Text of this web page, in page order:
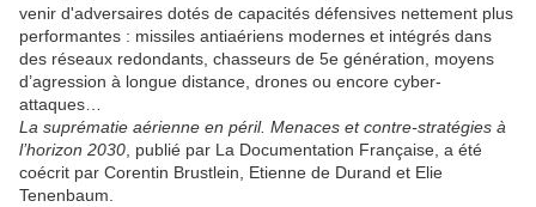
venir d'adversaires dotés de capacités défensives nettement plus
performantes : missiles antiaériens modernes et intégrés dans
des réseaux redondants, chasseurs de 5e génération, moyens
d’agression à longue distance, drones ou encore cyber-
attaques…
La suprématie aérienne en péril. Menaces et contre-stratégies à
l’horizon 2030 , publié par La Documentation Française, a été
coécrit par Corentin Brustlein, Etienne de Durand et Elie
Tenenbaum.